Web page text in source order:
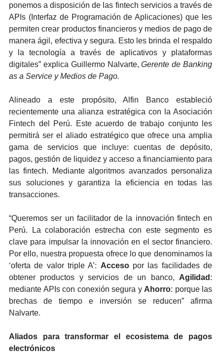
ponemos a disposición de las fintech servicios a través de
APIs (Interfaz de Programación de Aplicaciones) que les
permiten crear productos financieros y medios de pago de
manera ágil, efectiva y segura. Esto les brinda el respaldo
y la tecnología a través de aplicativos y plataformas
digitales” explica Guillermo Nalvarte,Gerente de Banking
as a Service y Medios de Pago.
Alineado a este propósito, Alfin Banco estableció
recientemente una alianza estratégica con la Asociación
Fintech del Perú. Este acuerdo de trabajo conjunto les
permitirá ser el aliado estratégico que ofrece una amplia
gama de servicios que incluye: cuentas de depósito,
pagos, gestión de liquidez y acceso a financiamiento para
las fintech. Mediante algoritmos avanzados personaliza
sus soluciones y garantiza la eficiencia en todas las
transacciones.
“Queremos ser un facilitador de la innovación fintech en
Perú. La colaboración estrecha con este segmento es
clave para impulsar la innovación en el sector financiero.
Por ello, nuestra propuesta ofrece lo que denominamos la
‘oferta de valor triple A’: Accesopor las facilidades de
obtener productos y servicios de un banco, Agilidad :
mediante APIs con conexión segura y Ahorro: porque las
brechas de tiempo e inversión se reducen” afirma
Nalvarte.
Aliados para transformar el ecosistema de pagos
electrónicos